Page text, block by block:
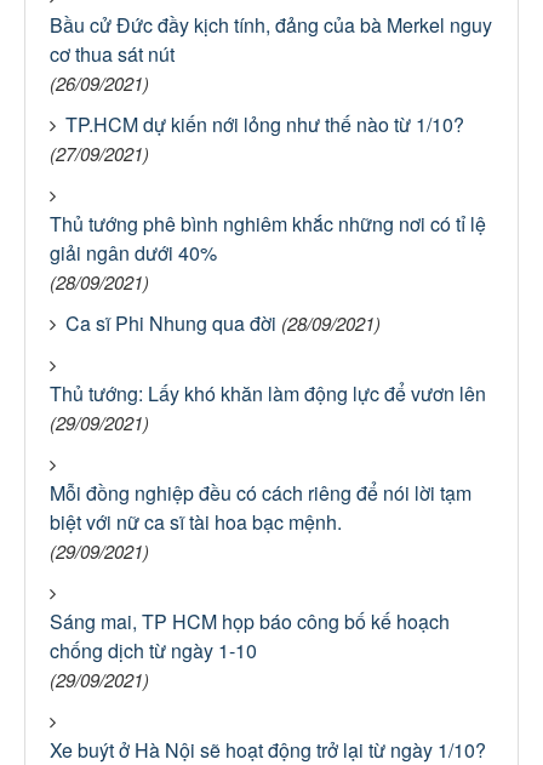
Bầu cử Đức đầy kịch tính, đảng của bà Merkel nguy
cơ thua sát nút
(26/09/2021)
TP.HCM dự kiến nới lỏng như thế nào từ 1/10?
(27/09/2021)
Thủ tướng phê bình nghiêm khắc những nơi có tỉ lệ
giải ngân dưới 40%
(28/09/2021)
Ca sĩ Phi Nhung qua đời (28/09/2021)
Thủ tướng: Lấy khó khăn làm động lực để vươn lên
(29/09/2021)
Mỗi đồng nghiệp đều có cách riêng để nói lời tạm
biệt với nữ ca sĩ tài hoa bạc mệnh.
(29/09/2021)
Sáng mai, TP HCM họp báo công bố kế hoạch
chống dịch từ ngày 1-10
(29/09/2021)
Xe buýt ở Hà Nội sẽ hoạt động trở lại từ ngày 1/10?